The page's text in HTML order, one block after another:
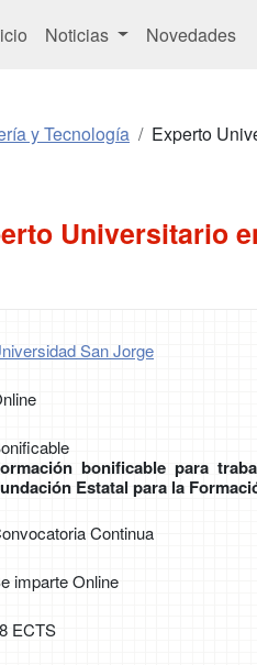
Noticias Novedades
y Tecnología Experto
Universitario
San Jorge
bonificable para
Estatal para la
Continua
imparte Online
ECTS